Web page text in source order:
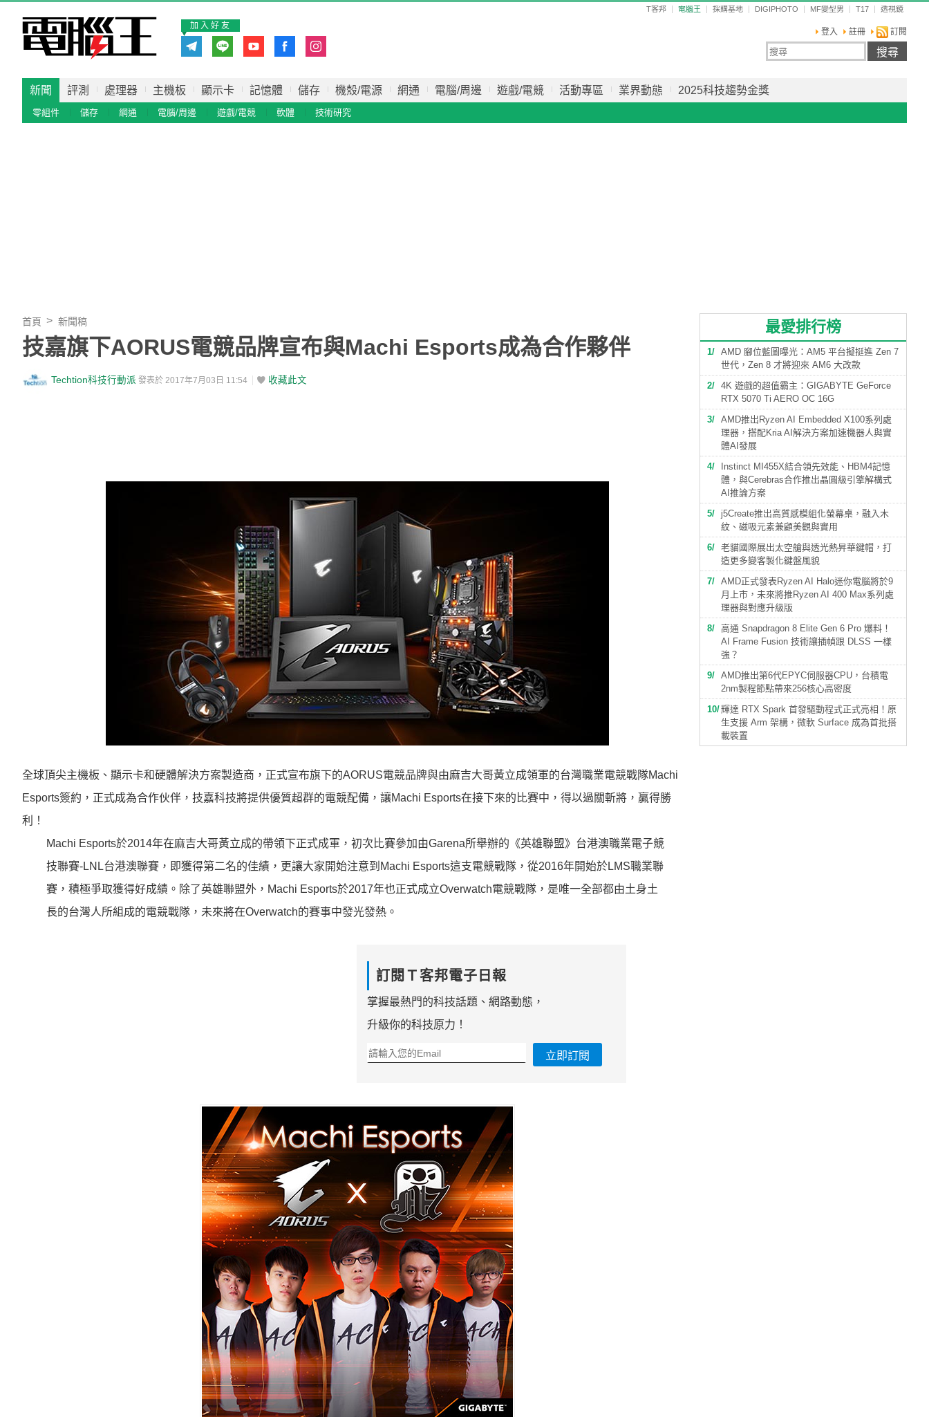
T客邦 電腦王 採購基地 DIGIPHOTO MF變型男 T17 透視鏡
登入 註冊 訂閱
加入好友
新聞 評測 處理器 主機板 顯示卡 記憶體 儲存 機殼/電源 網通 電腦/周邊 遊戲/電競 活動專區 業界動態 2025科技趨勢金獎
零組件 儲存 網通 電腦/周邊 遊戲/電競 軟體 技術研究
首頁 新聞稿
技嘉旗下AORUS電競品牌宣布與Machi Esports成為合作夥伴
Techtion科技行動派 發表於 2017年7月03日 11:54 收藏此文
全球頂尖主機板、顯示卡和硬體解決方案製造商，正式宣布旗下的AORUS電競品牌與由麻吉大哥黃立成領軍的台灣職業電競戰隊Machi
Esports簽約 ，正式成為合作伙伴， 技嘉科技將提供優質超群的電競配備，讓Machi Esports在接下來的比賽中，得以過關斬將，贏得勝
利！
Machi Esports於2014年在麻吉大哥黃立成的帶領下正式成軍，初次比賽參加由Garena所舉辦的《英雄聯盟》台港澳職業電子競
技聯賽-LNL台港澳聯賽，即獲得第二名的佳績，更讓大家開始注意到Machi Esports這支電競戰隊，從2016年開始於LMS職業聯
賽，積極爭取獲得好成績。除了英雄聯盟外，Machi Esports於2017年也正式成立Overwatch電競戰隊，是唯一全部都由土身土
長的台灣人所組成的電競戰隊，未來將在Overwatch的賽事中發光發熱。
訂閱Ｔ客邦電子日報
掌握最熱門的科技話題、網路動態，
升級你的科技原力！
立即訂閱
最愛排行榜
1
AMD 腳位藍圖曝光：AM5 平台擬挺進 Zen 7
世代，Zen 8 才將迎來 AM6 大改款
2
4K 遊戲的超值霸主：GIGABYTE GeForce
RTX 5070 Ti AERO OC 16G
3
AMD推出Ryzen AI Embedded X100系列處
理器，搭配Kria AI解決方案加速機器人與實
體AI發展
4
Instinct MI455X結合領先效能、HBM4記憶
體，與Cerebras合作推出晶圓級引擎解構式
AI推論方案
5
j5Create推出高質感模組化螢幕桌，融入木
紋、磁吸元素兼顧美觀與實用
6
老貓國際展出太空艙與透光熱昇華鍵帽，打
造更多變客製化鍵盤風貌
7
AMD正式發表Ryzen AI Halo迷你電腦將於9
月上市，未來將推Ryzen AI 400 Max系列處
理器與對應升級版
8
高通 Snapdragon 8 Elite Gen 6 Pro 爆料！
AI Frame Fusion 技術讓插幀跟 DLSS 一樣
強？
9
AMD推出第6代EPYC伺服器CPU，台積電
2nm製程節點帶來256核心高密度
10 輝達 RTX Spark 首發驅動程式正式亮相！原
生支援 Arm 架構，微軟 Surface 成為首批搭
載裝置